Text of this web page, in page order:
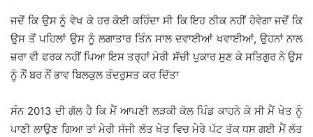
ਜਦੋਂ ਕਿ ਉਸ ਨੂੰ ਵੇਖ ਕੇ ਹਰ ਕੋਈ ਕਹਿੰਦਾ ਸੀ ਕਿ ਇਹ ਠੀਕ ਨਹੀਂ ਹੋਵੇਗਾ ਜਦੋਂ ਕਿ
ਉਸ ਤੋਂ ਪਹਿਲਾਂ ਉਸ ਨੂੰ ਲਗਾਤਾਰ ਤਿੰਨ ਸਾਲ ਦਵਾਈਆਂ ਖਵਾਈਆਂ, ਉਹਨਾਂ ਨਾਲ
ਜ਼ਰਾ ਵੀ ਫਰਕ ਨਹੀਂ ਪਿਆ ਇਸ ਤਰ੍ਹਾਂ ਮੇਰੀ ਸੱਚੀ ਪੁਕਾਰ ਸੁਣ ਕੇ ਸਤਿਗੁਰ ਨੇ ਉਸ
ਨੂੰ ਨੌਂ ਬਰ ਨੌਂ ਭਾਵ ਬਿਲਕੁਲ ਤੰਦਰੁਸਤ ਕਰ ਦਿੱਤਾ
ਸੰਨ 2013 ਦੀ ਗੱਲ ਹੈ ਕਿ ਮੈਂ ਆਪਣੀ ਲੜਕੀ ਕੋਲ ਪਿੰਡ ਕਾਹਨੇ ਕੇ ਸੀ ਮੈਂ ਖੇਤ ਨੂੰ
ਪਾਣੀ ਲਾਉਣ ਗਿਆ ਤਾਂ ਮੇਰੀ ਸੱਜੀ ਲੱਤ ਖੇਤ ਵਿਚ ਮੇਰੇ ਪੱਟ ਤੱਕ ਧਸ ਗਈ ਮੈਂ ਲੱਤ